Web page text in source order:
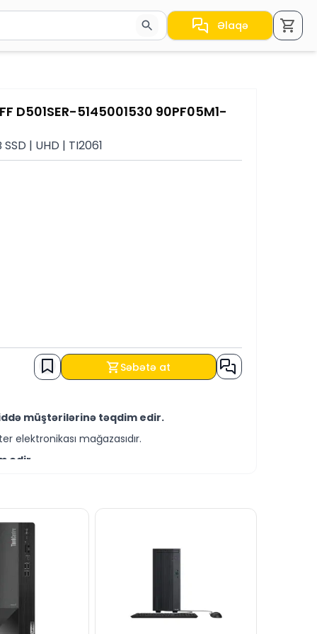
nəticələr arasında keçid etmək üçün ox
Əlaqə
D501SER-5145001530 90PF05M1-
| UHD | TI2061
Səbətə at
müştərilərinə təqdim edir.
elektronikası mağazasıdır.
edir.
həmçinin KREDİT şərtləri ilə əldə
saytımız vasitəsilə bizə yaza bilərsiniz.
canlı dəstək xəttində